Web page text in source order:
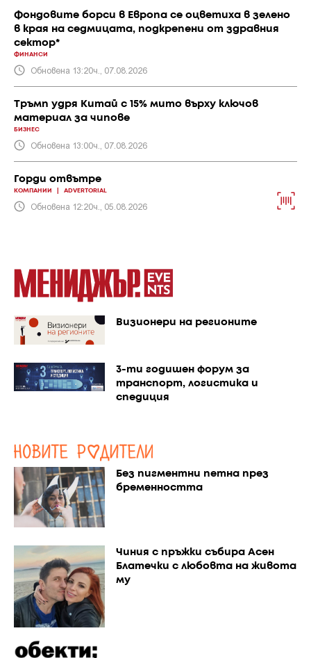
Фондовите борси в Европа се оцветиха в зелено
в края на седмицата, подкрепени от здравния
сектор*
ФИНАНСИ
Обновена 13:20ч., 07.08.2026
Тръмп удря Китай с 15% мито върху ключов
материал за чипове
БИЗНЕС
Обновена 13:00ч., 07.08.2026
Горди отвътре
КОМПАНИИ ADVERTORIAL
Обновена 12:20ч., 05.08.2026
Визионери на регионите
3-ти годишен форум за
транспорт, логистика и
спедиция
Без пигментни петна през
бременността
Чиния с пръжки събира Асен
Блатечки с любовта на живота
му